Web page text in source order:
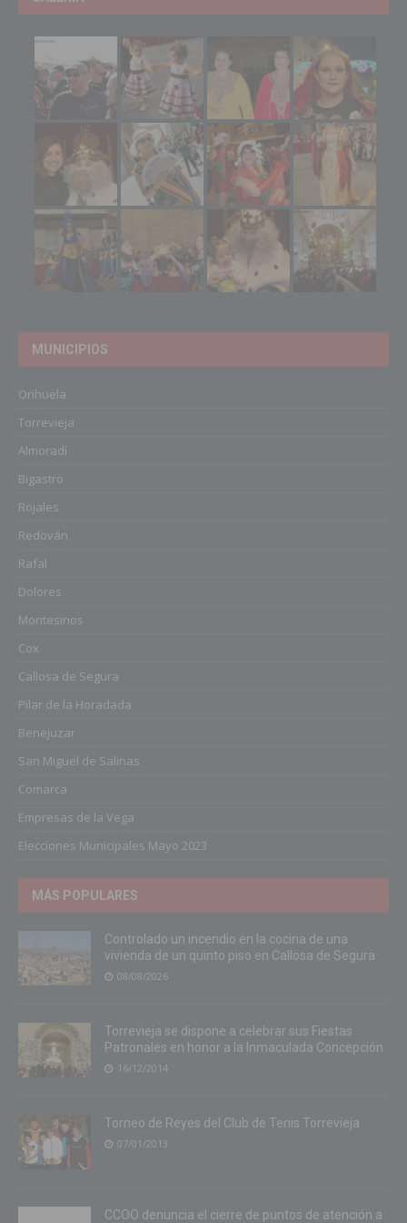
MUNICIPIOS
Orihuela
Torrevieja
Almoradí
Bigastro
Rojales
Redován
Rafal
Dolores
Montesinos
Cox
Callosa de Segura
Pilar de la Horadada
Benejuzar
San Miguel de Salinas
Comarca
Empresas de la Vega
Elecciones Municipales Mayo 2023
MÁS POPULARES
Controlado un incendio en la cocina de una
vivienda de un quinto piso en Callosa de Segura
08/08/2026
Torrevieja se dispone a celebrar sus Fiestas
Patronales en honor a la Inmaculada Concepción
16/12/2014
Torneo de Reyes del Club de Tenis Torrevieja
07/01/2013
CCOO denuncia el cierre de puntos de atención a